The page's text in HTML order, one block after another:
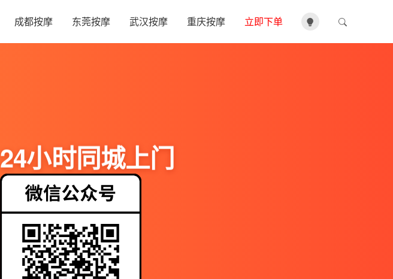
成都按摩 东莞按摩 武汉按摩 重庆按摩 立即下单
24小时同城上门